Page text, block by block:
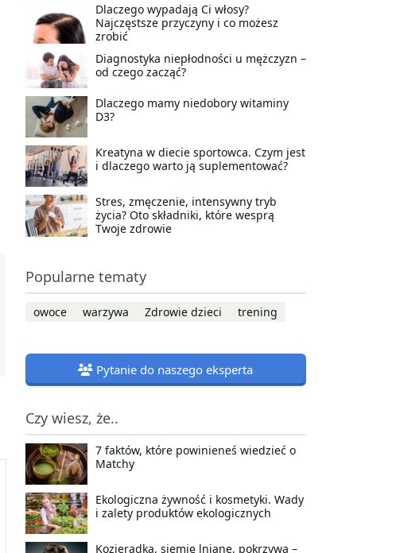
Dlaczego wypadają Ci włosy?
Najczęstsze przyczyny i co możesz
zrobić
Diagnostyka niepłodności u mężczyzn –
od czego zacząć?
Dlaczego mamy niedobory witaminy
D3?
Kreatyna w diecie sportowca. Czym jest
i dlaczego warto ją suplementować?
Stres, zmęczenie, intensywny tryb
życia? Oto składniki, które wesprą
Twoje zdrowie
Popularne tematy
owoce warzywa Zdrowie dzieci trening
Pytanie do naszego eksperta
Czy wiesz, że..
7 faktów, które powinieneś wiedzieć o
Matchy
Ekologiczna żywność i kosmetyki. Wady
i zalety produktów ekologicznych
Kozieradka, siemię lniane, pokrzywa –